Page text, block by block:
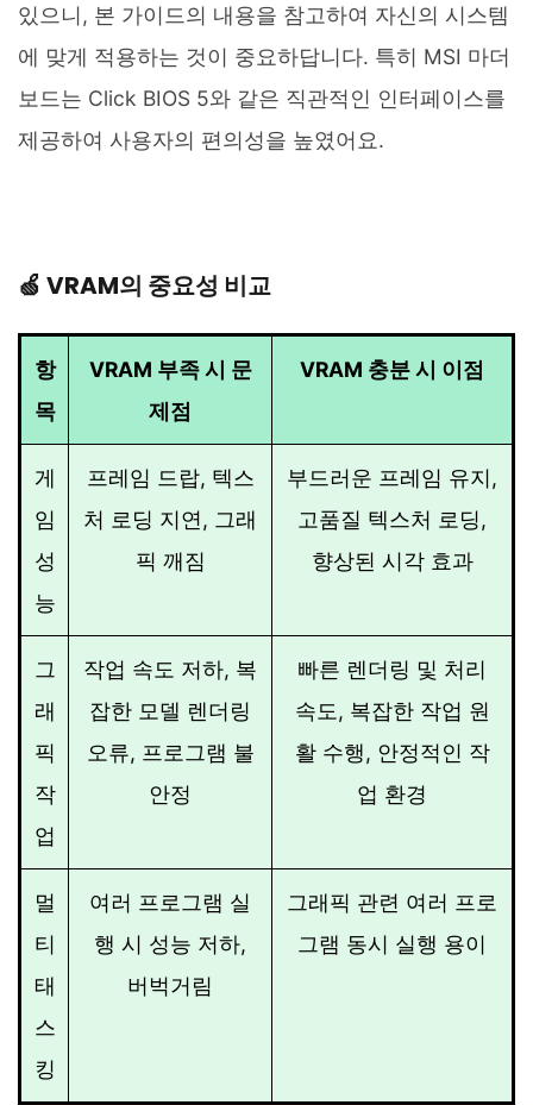
있으니, 본 가이드의 내용을 참고하여 자신의 시스템
에 맞게 적용하는 것이 중요하답니다. 특히 MSI 마더
보드는 Click BIOS 5와 같은 직관적인 인터페이스를
제공하여 사용자의 편의성을 높였어요.
🍏 VRAM의 중요성 비교
항
목
VRAM 부족 시 문
제점
VRAM 충분 시 이점
게
임
성
능
프레임 드랍, 텍스
처 로딩 지연, 그래
픽 깨짐
부드러운 프레임 유지,
고품질 텍스처 로딩,
향상된 시각 효과
그
래
픽
작
업
작업 속도 저하, 복
잡한 모델 렌더링
오류, 프로그램 불
안정
빠른 렌더링 및 처리
속도, 복잡한 작업 원
활 수행, 안정적인 작
업 환경
멀
티
태
스
킹
여러 프로그램 실
행 시 성능 저하,
버벅거림
그래픽 관련 여러 프로
그램 동시 실행 용이